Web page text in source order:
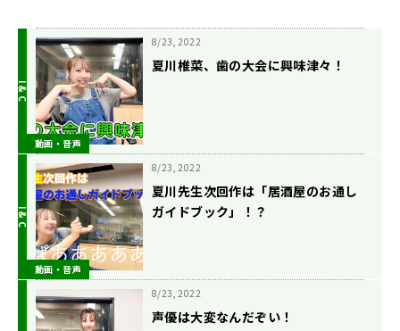
動画・音声
8/23, 2022
夏川椎菜、歯の大会に興味津々！
動画・音声
8/23, 2022
夏川先生次回作は「居酒屋のお通し
ガイドブック」！？
8/23, 2022
声優は大変なんだぞい！